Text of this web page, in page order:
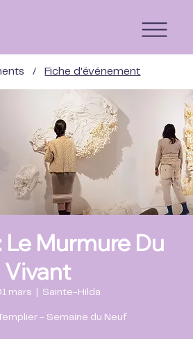
/ Fiche d'événement
Le Murmure Du
Vivant
mars Sainte-Hilda
- Semaine du Neuf